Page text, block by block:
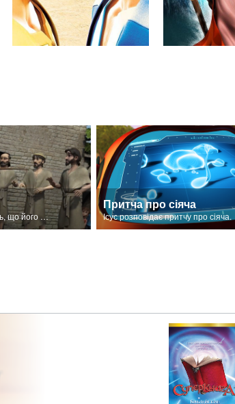
Друзі Йова запевняють, що його нещастя - покарання за гріхи.
Притча про сіяча
Ісус розповідає притчу про сіяча.